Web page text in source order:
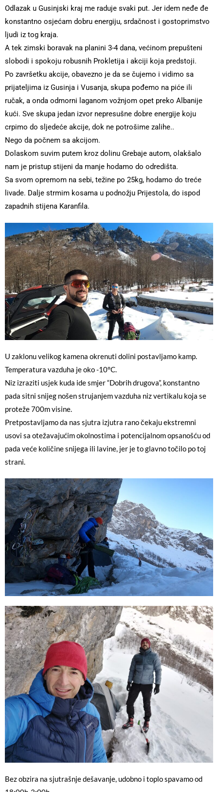
Odlazak u Gusinjski kraj me raduje svaki put. Jer idem neđe đe
konstantno osjećam dobru energiju, srdačnost i gostoprimstvo
ljudi iz tog kraja.
A tek zimski boravak na planini 3-4 dana, većinom prepušteni
slobodi i spokoju robusnih Prokletija i akciji koja predstoji.
Po završetku akcije, obavezno je da se čujemo i vidimo sa
prijateljima iz Gusinja i Vusanja, skupa pođemo na piće ili
ručak, a onda odmorni laganom vožnjom opet preko Albanije
kući. Sve skupa jedan izvor nepresušne dobre energije koju
crpimo do sljedeće akcije, dok ne potrošime zalihe..
Nego da počnem sa akcijom.
Dolaskom suvim putem kroz dolinu Grebaje autom, olakšalo
nam je pristup stijeni da manje hodamo do odredišta.
Sa svom opremom na sebi, težine po 25kg, hodamo do treće
livade. Dalje strmim kosama u podnožju Prijestola, do ispod
zapadnih stijena Karanfila.
U zaklonu velikog kamena okrenuti dolini postavljamo kamp.
Temperatura vazduha je oko -10°C.
Niz izraziti usjek kuda ide smjer “Dobrih drugova”, konstantno
pada sitni snijeg nošen strujanjem vazduha niz vertikalu koja se
proteže 700m visine.
Pretpostavljamo da nas sjutra izjutra rano čekaju ekstremni
usovi sa otežavajućim okolnostima i potencijalnom opsanošću od
pada veće količine snijega ili lavine, jer je to glavno točilo po toj
strani.
Bez obzira na sjutrašnje dešavanje, udobno i toplo spavamo od